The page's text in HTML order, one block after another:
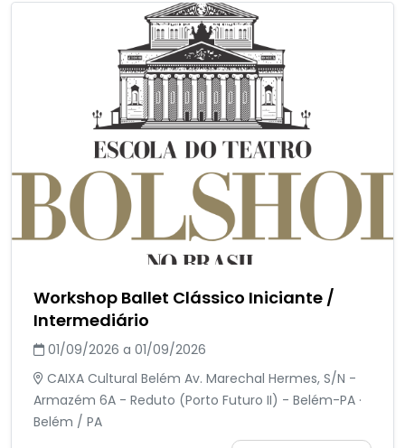
Workshop Ballet Clássico Iniciante /
Intermediário
01/09/2026 a 01/09/2026
CAIXA Cultural Belém Av. Marechal Hermes, S/N -
Armazém 6A - Reduto (Porto Futuro II) - Belém-PA ·
Belém / PA